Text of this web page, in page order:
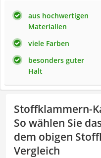
aus hochwertigen
Materialien
viele Farben
besonders guter
Halt
Stoffklammern-
So wählen Sie
dem obigen
Vergleich